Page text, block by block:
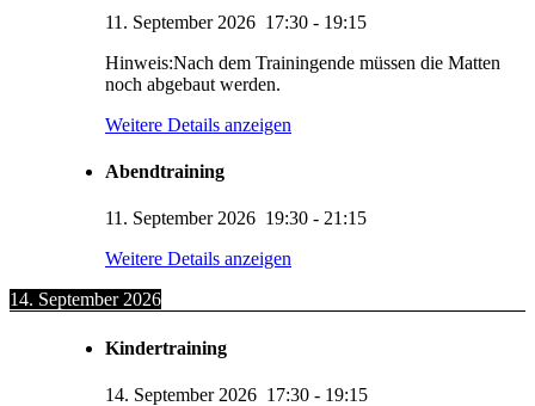
11. September 2026 17:30 - 19:15
Hinweis:Nach dem Trainingende müssen die Matten
noch abgebaut werden.
Weitere Details anzeigen
Abendtraining
11. September 2026 19:30 - 21:15
Weitere Details anzeigen
14. September 2026
Kindertraining
14. September 2026 17:30 - 19:15